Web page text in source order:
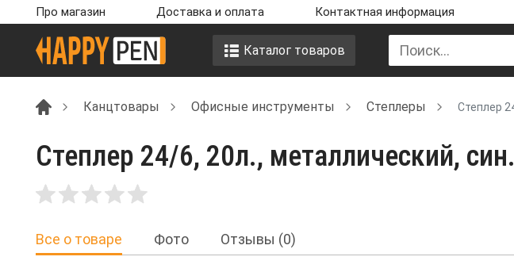
Про магазин Доставка и оплата Контактная информация
Каталог товаров
Канцтовары Офисные инструменты Степлеры Степлер
Степлер 24/6, 20л., металлический,
Все о товаре Фото Отзывы (0)